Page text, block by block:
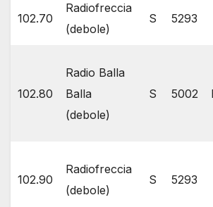
102.70
Radiofreccia
(debole)
S 5293
102.80
Radio Balla
Balla
(debole)
S 5002
102.90
Radiofreccia
(debole)
S 5293